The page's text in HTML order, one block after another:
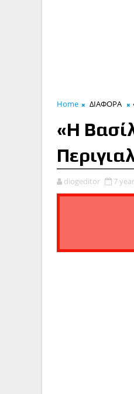
Home ΔΙΑΦΟΡΑ
«Η
diogeditor 7